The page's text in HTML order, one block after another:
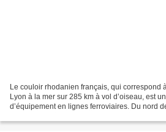
Le couloir rhodanien français, qui correspond
Lyon à la mer sur 285 km à vol d’oiseau, est
d’équipement en lignes ferroviaires. Du nord